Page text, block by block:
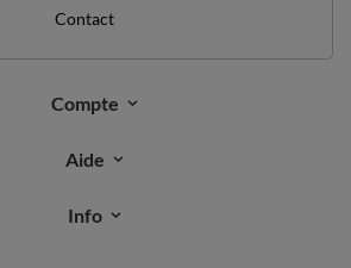
Contact
Compte
Aide
Info